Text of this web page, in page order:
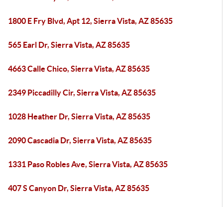
1800 E Fry Blvd, Apt 12, Sierra Vista, AZ 85635
565 Earl Dr, Sierra Vista, AZ 85635
4663 Calle Chico, Sierra Vista, AZ 85635
2349 Piccadilly Cir, Sierra Vista, AZ 85635
1028 Heather Dr, Sierra Vista, AZ 85635
2090 Cascadia Dr, Sierra Vista, AZ 85635
1331 Paso Robles Ave, Sierra Vista, AZ 85635
407 S Canyon Dr, Sierra Vista, AZ 85635